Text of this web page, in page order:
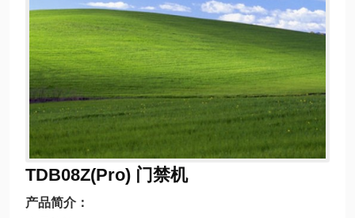
TDB08Z(Pro) 门禁机
产品简介：